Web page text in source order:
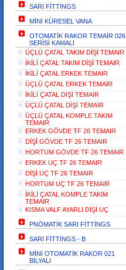
SARI FİTTİNGS
MİNİ KÜRESEL VANA
OTOMATİK RAKOR TEMAİR 026
SERİSİ KAMALI
ÜÇLÜ ÇATAL TAKIM DİŞİ TEMAIR
İKİLİ ÇATAL TAKIM DİŞİ TEMAIR
İKİLİ ÇATAL ERKEK TEMAIR
ÜÇLÜ ÇATAL ERKEK TEMAIR
İKİLİ ÇATAL DİŞİ TEMAIR
ÜÇLÜ ÇATAL DİŞİ TEMAIR
ÜÇLÜ ÇATAL KOMPLE TAKIM
TEMAIR
ERKEK GÖVDE TF 26 TEMAIR
DİŞİ GÖVDE TF 26 TEMAIR
HORTUM GÖVDE TF 26 TEMAIR
ERKEK UÇ TF 26 TEMAIR
DİŞİ UÇ TF 26 TEMAIR
HORTUM UÇ TF 26 TEMAIR
İKİLİ ÇATAL KOMPLE TAKIM
TEMAIR
KISMA VALF AYARLI DİŞİ UÇ
PNÖMATİK SARI FİTTİNGS
SARI FİTTİNGS - B
MİNİ OTOMATİK RAKOR 021
BİLYALI